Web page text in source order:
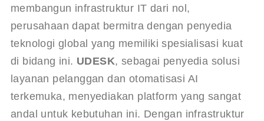
membangun infrastruktur IT dari nol,
perusahaan dapat bermitra dengan penyedia
teknologi global yang memiliki spesialisasi kuat
di bidang ini. UDESK, sebagai penyedia solusi
layanan pelanggan dan otomatisasi AI
terkemuka, menyediakan platform yang sangat
andal untuk kebutuhan ini. Dengan infrastruktur